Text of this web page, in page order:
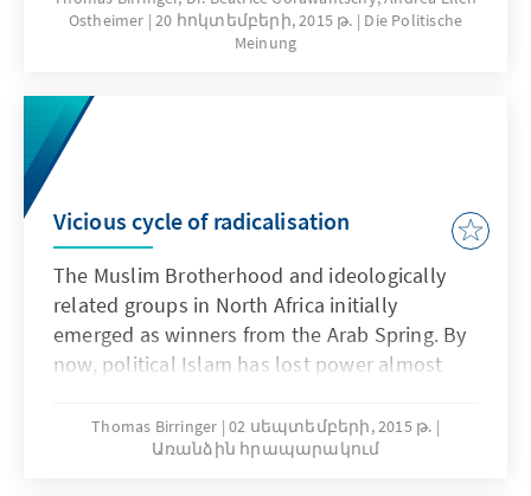
Ostheimer 20 հոկտեմբերի, 2015 թ.
Die Politische
Meinung
Vicious cycle of radicalisation
The Muslim Brotherhood and ideologically
related groups in North Africa initially
emerged as winners from the Arab Spring. By
now, political Islam has lost power almost
manifestations prevail. One reason is the
failure to tackle the people’s problems. The
Thomas Birringer 02 սեպտեմբերի, 2015 թ.
Առանձին հրապարակում